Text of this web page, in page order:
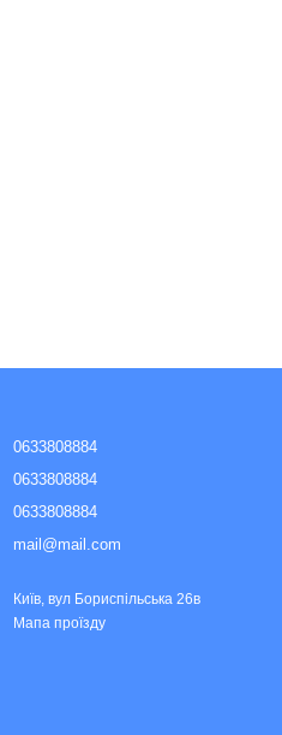
0633808884
0633808884
0633808884
mail@mail.com
Київ, вул Бориспільська 26в
Мапа проїзду